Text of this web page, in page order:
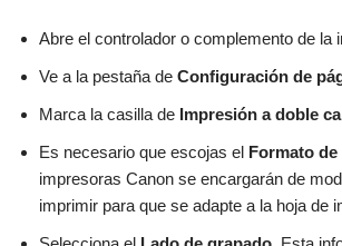
Abre el controlador o complemento de la
Ve a la pestaña de Configuración de
Marca la casilla de Impresión a doble
Es necesario que escojas el Formato
impresoras Canon se encargarán de
imprimir para que se adapte a la hoja de